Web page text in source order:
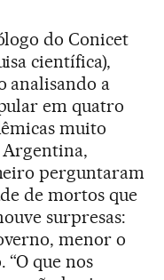
do Conicet
científica),
analisando a
em quatro
muito
Argentina,
perguntaram
de mortos que
surpresas:
menor o
que nos